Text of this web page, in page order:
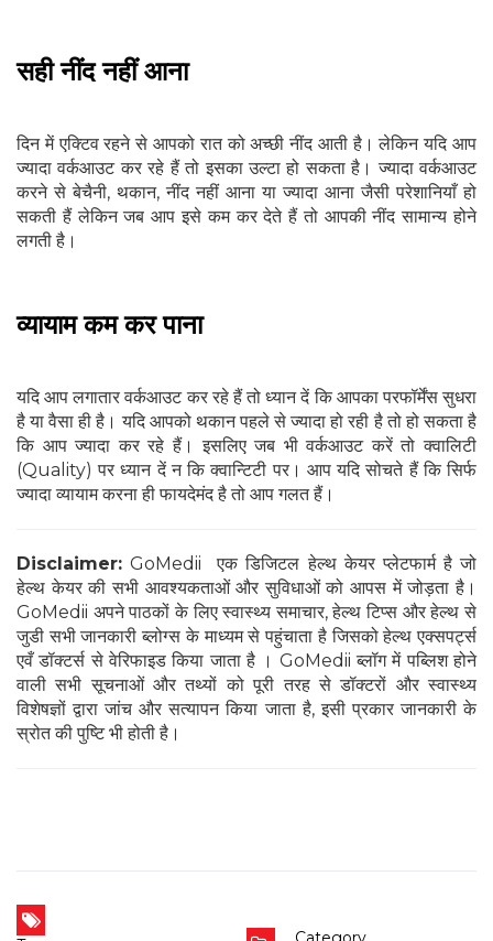
सही नींद नहीं आना
दिन में एक्टिव रहने से आपको रात को अच्छी नींद आती है। लेकिन यदि आप
ज्यादा वर्कआउट कर रहे हैं तो इसका उल्टा हो सकता है। ज्यादा वर्कआउट
करने से बेचैनी, थकान, नींद नहीं आना या ज्यादा आना जैसी परेशानियाँ हो
सकती हैं लेकिन जब आप इसे कम कर देते हैं तो आपकी नींद सामान्य होने
लगती है।
व्यायाम कम कर पाना
यदि आप लगातार वर्कआउट कर रहे हैं तो ध्यान दें कि आपका परफॉर्मेंस सुधरा
है या वैसा ही है। यदि आपको थकान पहले से ज्यादा हो रही है तो हो सकता है
कि आप ज्यादा कर रहे हैं। इसलिए जब भी वर्कआउट करें तो क्वालिटी
(Quality) पर ध्यान दें न कि क्वान्टिटी पर। आप यदि सोचते हैं कि सिर्फ
ज्यादा व्यायाम करना ही फायदेमंद है तो आप गलत हैं।
Disclaimer: GoMedii एक डिजिटल हेल्थ केयर प्लेटफार्म है जो
हेल्थ केयर की सभी आवश्यकताओं और सुविधाओं को आपस में जोड़ता है।
GoMedii अपने पाठकों के लिए स्वास्थ्य समाचार, हेल्थ टिप्स और हेल्थ से
जुडी सभी जानकारी ब्लोग्स के माध्यम से पहुंचाता है जिसको हेल्थ एक्सपर्ट्स
एवँ डॉक्टर्स से वेरिफाइड किया जाता है । GoMedii ब्लॉग में पब्लिश होने
वाली सभी सूचनाओं और तथ्यों को पूरी तरह से डॉक्टरों और स्वास्थ्य
विशेषज्ञों द्वारा जांच और सत्यापन किया जाता है, इसी प्रकार जानकारी के
स्रोत की पुष्टि भी होती है।